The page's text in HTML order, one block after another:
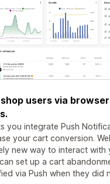
users via
you integrate Push
your cart conversion.
new way to interact with
set up a cart
via Push when they did